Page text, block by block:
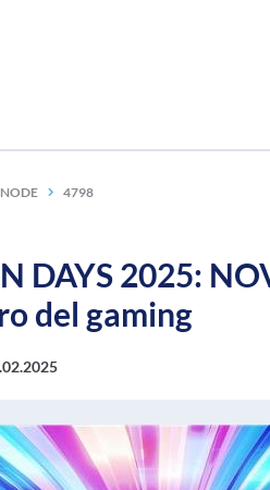
NODE 4798
DAYS 2025:
del gaming